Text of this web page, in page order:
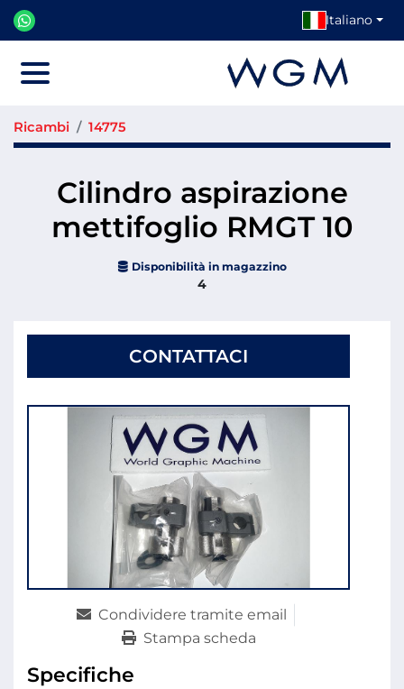
Italiano
Ricambi 14775
Cilindro aspirazione
mettifoglio RMGT 10
Disponibilità in magazzino
4
CONTATTACI
Condividere tramite email
Stampa scheda
Specifiche